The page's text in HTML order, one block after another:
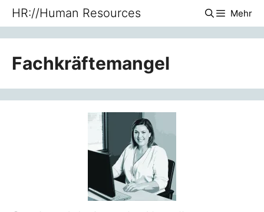
Zum
springen
HR://Human Resources Mehr
Fachkräftemangel